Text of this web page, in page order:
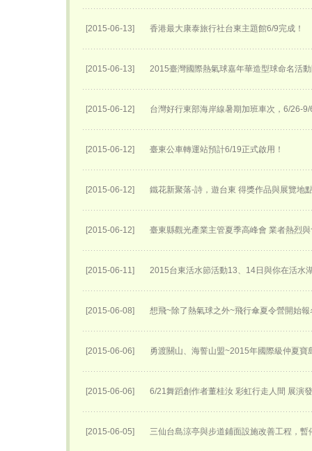
[2015-06-13] 香港最大康泰旅行社台東主題館6/9完成！
[2015-06-13] 2015臺灣國際熱氣球嘉年華​造型球命名活
[2015-06-12] 台灣好行東部海岸線暑期加班車次，6/26-
[2015-06-12] 臺東公車轉運站預計6/19正式啟用！
[2015-06-12] 鐵花新聚落-詩，遊台東 得獎作品與展覽地
[2015-06-12] 臺東縣觀光產業主管夏季高峰會 業者熱烈
[2015-06-11] 2015台東活水節活動13、14日與你在活水
[2015-06-08] 想飛~除了熱氣球之外~飛行傘夏令營開始報
[2015-06-06] 勇渡關山、海誓山盟~2015年國際級仲夏寶
[2015-06-06] 6/21舞蹈創作者董桂汝 彩虹行走人間 展演
[2015-06-05] 三仙台島涼亭與步道鋪面設施改善工程，暫